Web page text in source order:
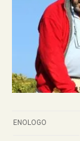
ENOLOGO